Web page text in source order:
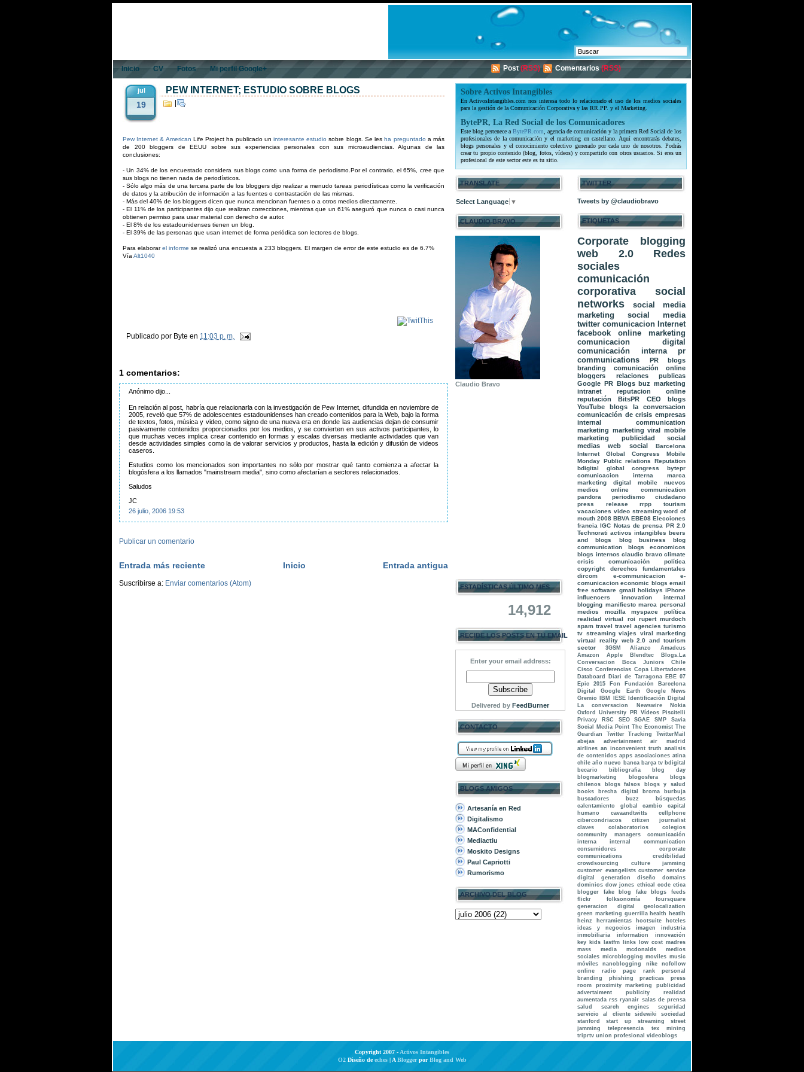
Inicio CV Fotos Mi perfil Google+ Post (RSS) Comentarios (RSS)
jul
19
PEW INTERNET; ESTUDIO SOBRE BLOGS
Pew Internet & American Life Project ha publicado uninteresante estudio sobre blogs. Se lesha preguntado a más
de 200 bloggers de EEUU sobre sus experiencias personales con sus microaudiencias. Algunas de las
conclusiones:
- Un 34% de los encuestado considera sus blogs como una forma de periodismo.Por el contrario, el 65%, cree que
sus blogs no tienen nada de periodísticos.
- Sólo algo más de una tercera parte de los bloggers dijo realizar a menudo tareas periodísticas como la verificación
de datos y la atribución de información a las fuentes o contrastación de las mismas.
- Más del 40% de los bloggers dicen que nunca mencionan fuentes o a otros medios directamente.
- El 11% de los participantes dijo que realizan correcciones, mientras que un 61% aseguró que nunca o casi nunca
obtienen permiso para usar material con derecho de autor.
- El 8% de los estadounidenses tienen un blog.
- El 39% de las personas que usan internet de forma periódica son lectores de blogs.
Para elaborarel informe se realizó una encuesta a 233 bloggers. El margen de error de este estudio es de 6.7%
Vía Alt1040
Publicado por Byte en 11:03 p. m.
1 comentarios:
Anónimo dijo...
En relación al post, habría que relacionarla con la investigación de Pew Internet, difundida en noviembre de
2005, reveló que 57% de adolescentes estadounidenses han creado contenidos para la Web, bajo la forma
de textos, fotos, música y video, como signo de una nueva era en donde las audiencias dejan de consumir
pasivamente contenidos proporcionados por los medios, y se convierten en sus activos participantes, lo
que muchas veces implica crear contenido en formas y escalas diversas mediante actividades que van
desde actividades simples como la de valorar servicios y productos, hasta la edición y difusión de videos
caseros.
Estudios como los mencionados son importantes no sólo por mostrar qué tanto comienza a afectar la
blogósfera a los llamados "mainstream media", sino como afectarían a sectores relacionados.
Saludos
JC
26 julio, 2006 19:53
Publicar un comentario
Entrada más reciente Entrada antigua
Inicio
Suscribirse a: Enviar comentarios (Atom)
Sobre Activos Intangibles
En ActivosIntangibles.com nos interesa todo lo relacionado el uso de los medios sociales
para la gestión de la Comunicación Corporativa y las RR.PP. y el Marketing.
BytePR, La Red Social de los Comunicadores
Este blog pertenece a BytePR.com , agencia de comunicación y la primera Red Social de los
profesionales de la comunicación y el marketing en castellano. Aquí encontrarás debates,
blogs personales y el conocimiento colectivo generado por cada uno de nosotros. Podrás
crear tu propio contenido (blog, fotos, vídeos) y compartirlo con otros usuarios. Si eres un
profesional de este sector este es tu sitio.
TRANSLATE
Select Language ▼
CLAUDIO BRAVO
Claudio Bravo
ESTADÍSTICAS ÚLTIMO MES
14,912
RECIBE LOS POSTS EN TU EMAIL
Enter your email address:
Delivered by FeedBurner
CONTACTO
BLOGS AMIGOS
Artesanía en Red
Digitalismo
MAConfidential
Mediactiu
Moskito Designs
Paul Capriotti
Rumorismo
ARCHIVO DEL BLOG
TWITTER
Tweets by @claudiobravo
ETIQUETAS
Corporate blogging
web 2.0
Redes
sociales
comunicación
corporativa
social
networks
social media
marketing
social media
twitter comunicacion Internet
facebook
online marketing
comunicacion digital
comunicación interna
pr
communications
PR
blogs
branding
comunicación online
bloggers
relaciones publicas
Google PR Blogs buz marketing
intranet
reputacion online
reputación
BitsPR
CEO blogs
YouTube
blogs la conversacion
comunicación de crisis empresas
internal communication
marketing marketing viral mobile
marketing
publicidad
social
medias
web social
Barcelona
Internet Global Congress
Mobile
Monday Public relations
Reputation
bdigital global congress
bytepr
comunicacion interna
marca
marketing digital
mobile
nuevos
medios
online communication
pandora
periodismo ciudadano
press release
rrpp
tourism
vacaciones video streaming word of
mouth 2008 BBVA EBE08 Elecciones
francia IGC Notas de prensa PR 2.0
Technorati activos intangibles beers
and blogs
blog business
blog
communication
blogs economicos
blogs internos claudio bravo climate
crisis
comunicación política
copyright
derechos fundamentales
dircom
e-communicacion
e-
comunicacion economic blogs email
free software gmail holidays iPhone
influencers
innovation
internal
blogging manifiesto marca personal
medios
mozilla myspace
política
realidad virtual
roi
rupert murdoch
spam travel travel agencies turismo
tv streaming viajes
viral marketing
virtual reality web 2.0 and tourism
sector
3GSM Alianzo
Amadeus
Amazon
Apple Blendtec
Blogs.La
Conversacion
Boca Juniors
Chile
Cisco Conferencias Copa Libertadores
Databoard
Diari de Tarragona
EBE 07
Epic 2015
Fon
Fundación Barcelona
Digital
Google Earth
Google News
Gremio
IBM IESE
Identificación Digital
La conversacion
Newswire
Nokia
Oxford University
PR Vídeos
Piscitelli
Privacy
RSC SEO SGAE SMP
Savia
Social Media Point The Economist The
Guardian
Twitter Tracking
TwitterMail
abejas
advertainment
air madrid
airlines an inconvenient truth analisis
de contenidos apps asociaciones atina
chile año nuevo banca barça tv bdigital
becario
bibliografia
blog day
blogmarketing
blogosfera
blogs
chilenos
blogs falsos
blogs y salud
books
brecha digital broma
burbuja
buscadores
buzz
búsquedas
calentamiento global
cambio
capital
humano
cavaandtwitts
cellphone
cibercondriacos
citizen journalist
claves
colaboratorios
colegios
community managers
comunicación
interna internal communication
consumidores
corporate
communications
credibilidad
crowdsourcing
culture jamming
customer evangelists customer service
digital generation
diseño
domains
dominios dow jones ethical code etica
blogger
fake blog fake blogs
feeds
flickr
folksonomía
foursquare
generacion digital
geolocalization
green marketing guerrilla health
heatlh
heinz
herramientas hootsuite
hoteles
ideas y negocios
imagen
industria
inmobiliaria
information
innovación
key kids lastfm links low cost madres
mass media
mcdonalds
medios
sociales microblogging moviles music
móviles
nanoblogging nike
nofollow
online radio
page rank
personal
branding
phishing practicas
press
room
proximity marketing
publicidad
advertaiment
publicity
realidad
aumentada rss ryanair salas de prensa
salud
search engines
seguridad
servicio al cliente
sidewiki
sociedad
stanford
start up streaming
street
jamming
telepresencia
tex mining
triprtv union profesional videoblogs
Copyright 2007 - Activos Intangibles
O2Diseño deeches| ABloggerporBlog and Web